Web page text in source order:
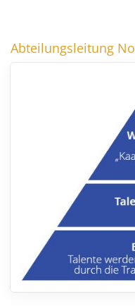
Abteilungsleitung